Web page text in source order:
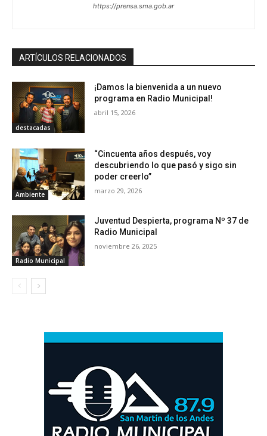
https://prensa.sma.gob.ar
ARTÍCULOS RELACIONADOS
destacadas
¡Damos la bienvenida a un nuevo
programa en Radio Municipal!
abril 15, 2026
Ambiente
“Cincuenta años después, voy
descubriendo lo que pasó y sigo sin
poder creerlo”
marzo 29, 2026
Radio Municipal
Juventud Despierta, programa Nº 37 de
Radio Municipal
noviembre 26, 2025